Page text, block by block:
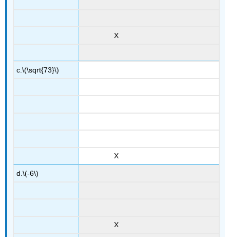
X
c.\(\sqrt{73}\)
X
d.\(-6\)
X